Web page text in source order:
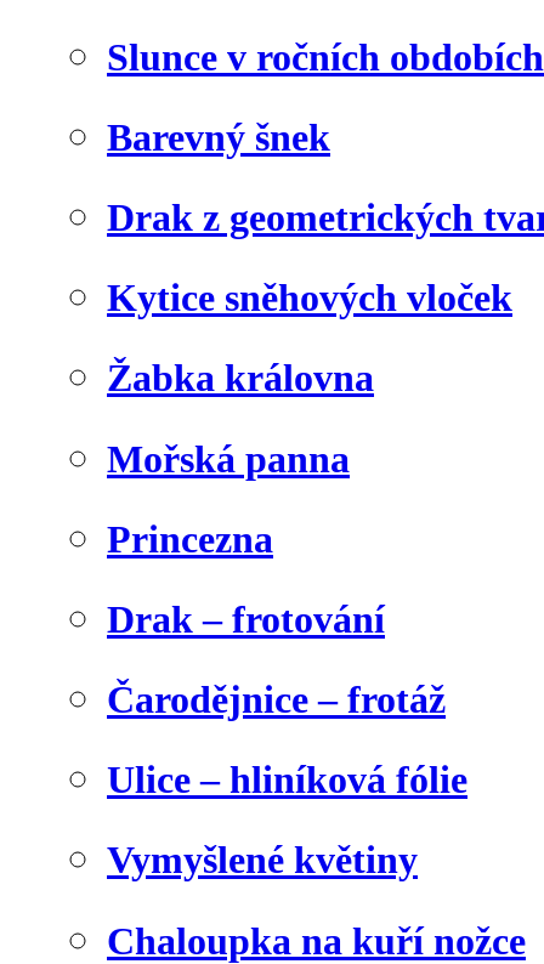
Slunce v ročních obdobích
Barevný šnek
Drak z geometrických
Kytice sněhových vloček
Žabka královna
Mořská panna
Princezna
Drak – frotování
Čarodějnice – frotáž
Ulice – hliníková fólie
Vymyšlené květiny
Chaloupka na kuří nožce